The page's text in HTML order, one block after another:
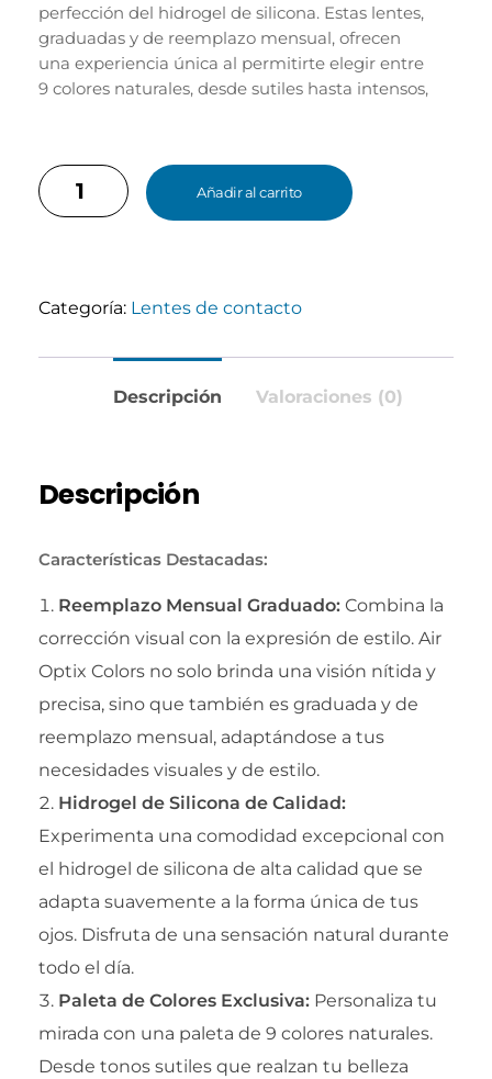
perfección del hidrogel de silicona. Estas lentes,
graduadas y de reemplazo mensual, ofrecen
una experiencia única al permitirte elegir entre
9 colores naturales, desde sutiles hasta intensos,
Añadir al carrito
Categoría: Lentes de contacto
Descripción Valoraciones (0)
Descripción
Características Destacadas:
Reemplazo Mensual Graduado: Combina la
corrección visual con la expresión de estilo. Air
Optix Colors no solo brinda una visión nítida y
precisa, sino que también es graduada y de
reemplazo mensual, adaptándose a tus
necesidades visuales y de estilo.
Hidrogel de Silicona de Calidad:
Experimenta una comodidad excepcional con
el hidrogel de silicona de alta calidad que se
adapta suavemente a la forma única de tus
ojos. Disfruta de una sensación natural durante
todo el día.
Paleta de Colores Exclusiva: Personaliza tu
mirada con una paleta de 9 colores naturales.
Desde tonos sutiles que realzan tu belleza